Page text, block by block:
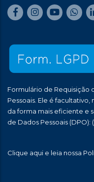
Formulário de Requisição
Pessoais. Ele é
da forma mais eficiente e
de Dados Pessoais (DPO):
Clique aqui e leia nossa